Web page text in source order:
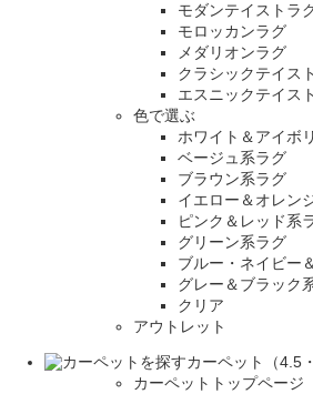
モダンテイストラ
モロッカンラグ
メダリオンラグ
クラシックテイス
エスニックテイス
色で選ぶ
ホワイト＆アイボ
ベージュ系ラグ
ブラウン系ラグ
イエロー＆オレン
ピンク＆レッド系
グリーン系ラグ
ブルー・ネイビー
グレー＆ブラック
クリア
アウトレット
カーペット（4.5
カーペットトップページ